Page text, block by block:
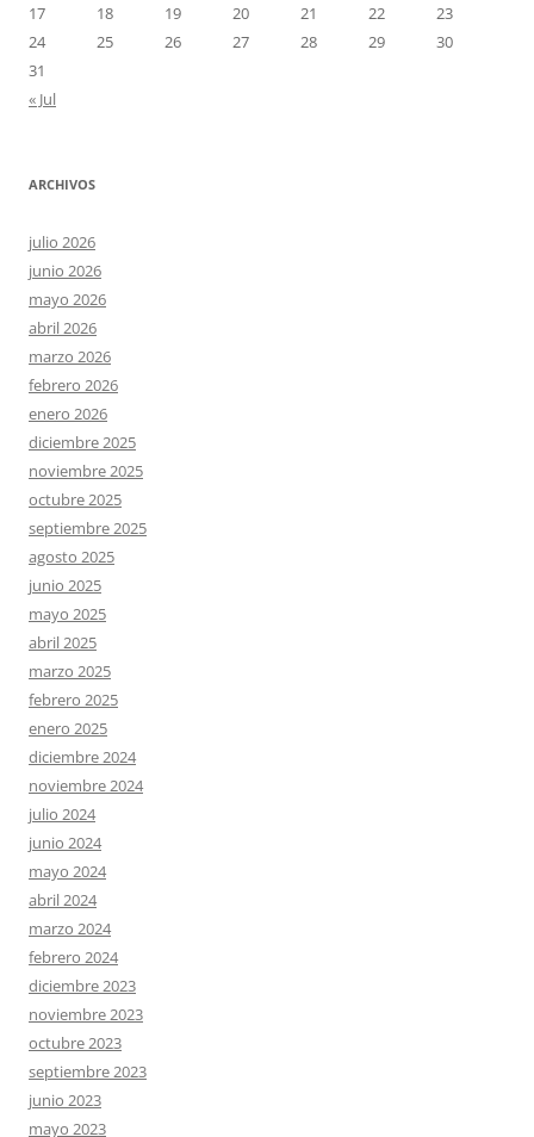
17
18 19 20 21 22
23
24
25 26 27 28 29
30
31
« Jul
ARCHIVOS
julio 2026
junio 2026
mayo 2026
abril 2026
marzo 2026
febrero 2026
enero 2026
diciembre 2025
noviembre 2025
octubre 2025
septiembre 2025
agosto 2025
junio 2025
mayo 2025
abril 2025
marzo 2025
febrero 2025
enero 2025
diciembre 2024
noviembre 2024
julio 2024
junio 2024
mayo 2024
abril 2024
marzo 2024
febrero 2024
diciembre 2023
noviembre 2023
octubre 2023
septiembre 2023
junio 2023
mayo 2023